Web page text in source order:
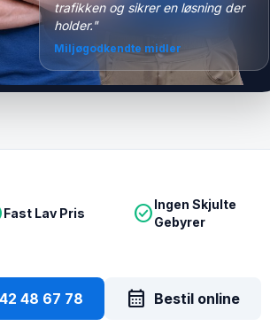
trafikken og sikrer en løsning der
holder."
Miljøgodkendte midler
Fast Lav Pris check_circleIngen Skjulte
Gebyrer
48 67 78 calendar_month Bestil online